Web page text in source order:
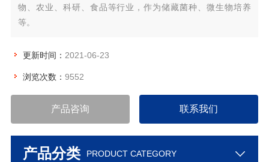
物、农业、科研、食品等行业，作为储藏菌种、微生物培养
等。
更新时间： 2021-06-23
浏览次数： 9552
产品咨询 联系我们
产品分类 PRODUCT CATEGORY